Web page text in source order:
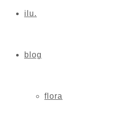
ilu.
blog
flora